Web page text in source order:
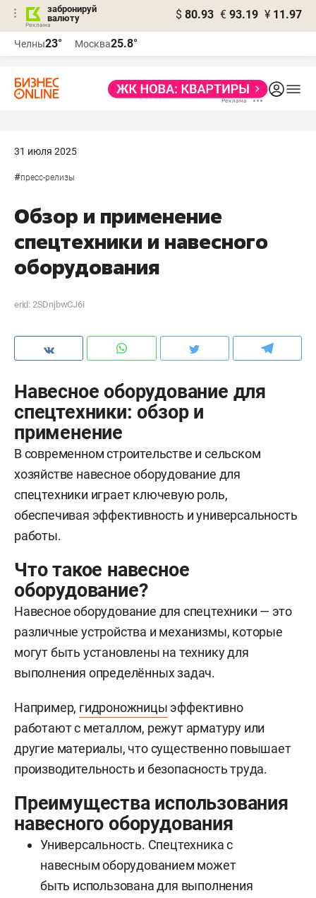
забронируй
валюту
$ 80.93 € 93.19 ¥ 11.97
Челны23° Москва25.8°
31 июля 2025
#пресс-релизы
Обзор и применение
спецтехники и навесного
оборудования
erid: 2SDnjbwCJ6i
Навесное оборудование для
спецтехники: обзор и
применение
В современном строительстве и сельском
хозяйстве навесное оборудование для
спецтехники играет ключевую роль,
обеспечивая эффективность и универсальность
работы.
Что такое навесное
оборудование?
Навесное оборудование для спецтехники — это
различные устройства и механизмы, которые
могут быть установлены на технику для
выполнения определённых задач.
Например, гидроножницы эффективно
работают с металлом, режут арматуру или
другие материалы, что существенно повышает
производительность и безопасность труда.
Преимущества использования
навесного оборудования
Универсальность. Спецтехника с
навесным оборудованием может
быть использована для выполнения